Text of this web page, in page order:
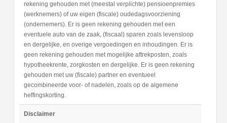
rekening gehouden met (meestal verplichte) pensioenpremies
(werknemers) of uw eigen (fiscale) oudedagsvoorziening
(ondernemers). Er is geen rekening gehouden met een
eventuele auto van de zaak, (fiscaal) sparen zoals levensloop
en dergelijke, en overige vergoedingen en inhoudingen. Er is
geen rekening gehouden met mogelijke aftrekposten, zoals
hypotheekrente, zorgkosten en dergelijke. Er is geen rekening
gehouden met uw (fiscale) partner en eventueel
gecombineerde voor- of nadelen, zoals op de algemene
heffingskorting.
Disclaimer